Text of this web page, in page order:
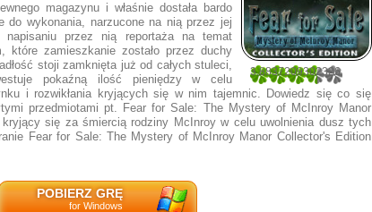
3.8837209302326
43
magazynu i właśnie dostała bardo
do wykonania, narzucone na nią przez jej
przez nią reportaża na temat
które zamieszkanie zostało przez duchy
stoji zamknięta już od całych stuleci,
pokaźną ilość pieniędzy w celu
i rozwikłania kryjących się w nim tajemnic. Dowiedz się co się
przedmiotami pt. Fear for Sale: The Mystery of McInroy Manor
się za śmiercią rodziny McInroy w celu uwolnienia dusz tych
Fear for Sale: The Mystery of McInroy Manor Collector's Edition
POBIERZ GRĘ
for Windows